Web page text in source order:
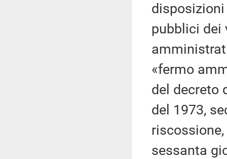
pubblici dei
«fermo
del decreto
del 1973,
sessanta